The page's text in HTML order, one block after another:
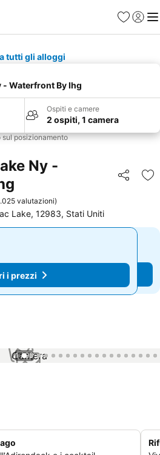
PreferitiAccedi
tutti gli alloggi
- Waterfront By Ihg
Ospiti e camere
2 ospiti, 1 camera
posizionamento
Ny -
Condividi
valutazioni)
Lake, 12983, Stati Uniti
i prezzi
i prezzi
1 / 99